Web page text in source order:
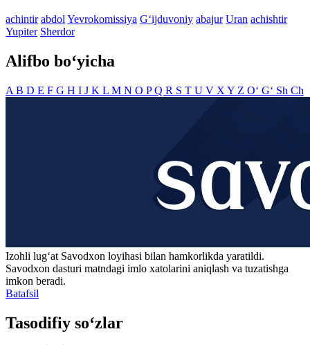
achintir abdol Yevrokomissiya G‘ijduvoniy abajur Uran achishtir
Yupiter Sherdor
Alifbo bo‘yicha
A B D E F G H I J K L M N O PQ R S T U V X Y Z O‘ G‘ Sh Ch
Izohli lugʻat Savodxon loyihasi bilan hamkorlikda yaratildi.
Savodxon dasturi matndagi imlo xatolarini aniqlash va tuzatishga
imkon beradi.
Batafsil
Tasodifiy so‘zlar